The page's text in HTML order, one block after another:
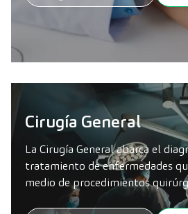
Cirugía General
La Cirugía General abarca el
tratamiento de enfermedades
medio de procedimientos